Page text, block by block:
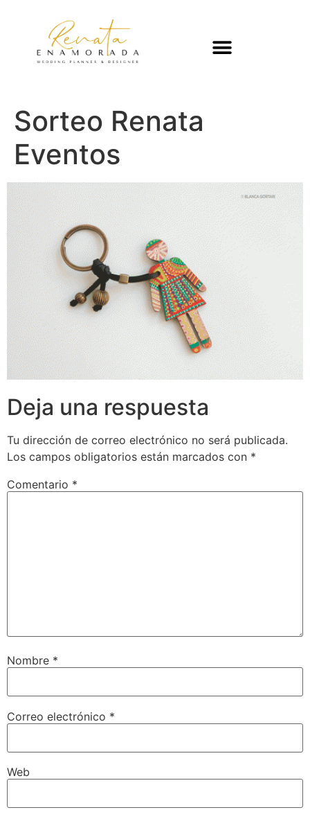
Sorteo Renata
Eventos
Deja una respuesta
Tu dirección de correo electrónico no será publicada.
Los campos obligatorios están marcados con *
Comentario *
Nombre *
Correo electrónico *
Web